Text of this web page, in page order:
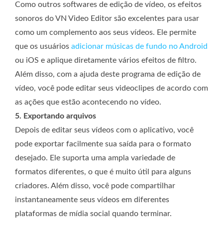
Como outros softwares de edição de vídeo, os efeitos
sonoros do VN Video Editor são excelentes para usar
como um complemento aos seus vídeos. Ele permite
que os usuários adicionar músicas de fundo no Android
ou iOS e aplique diretamente vários efeitos de filtro.
Além disso, com a ajuda deste programa de edição de
vídeo, você pode editar seus videoclipes de acordo com
as ações que estão acontecendo no vídeo.
5. Exportando arquivos
Depois de editar seus vídeos com o aplicativo, você
pode exportar facilmente sua saída para o formato
desejado. Ele suporta uma ampla variedade de
formatos diferentes, o que é muito útil para alguns
criadores. Além disso, você pode compartilhar
instantaneamente seus vídeos em diferentes
plataformas de mídia social quando terminar.